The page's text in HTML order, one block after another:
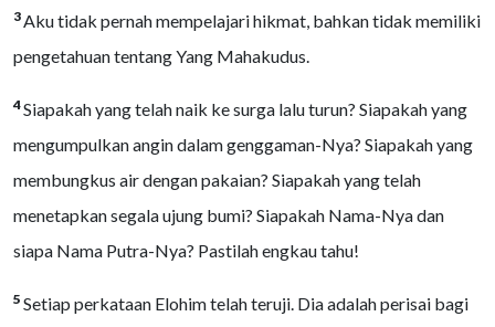
3Aku tidak pernah mempelajari hikmat, bahkan tidak memiliki
pengetahuan tentang Yang Mahakudus.
4Siapakah yang telah naik ke surga lalu turun? Siapakah yang
mengumpulkan angin dalam genggaman-Nya? Siapakah yang
membungkus air dengan pakaian? Siapakah yang telah
menetapkan segala ujung bumi? Siapakah Nama-Nya dan
siapa Nama Putra-Nya? Pastilah engkau tahu!
5 Setiap perkataan Elohim telah teruji. Dia adalah perisai bagi